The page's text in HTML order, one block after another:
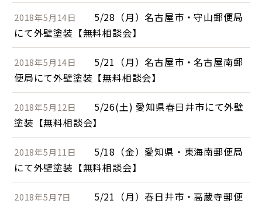
2018年5月14日
5/28（月）名古屋市・守山郵便局
にて外壁塗装【無料相談会】
2018年5月14日
5/21（月）名古屋市・名古屋南郵
便局にて外壁塗装【無料相談会】
2018年5月12日
5/26(土) 愛知県春日井市にて外壁
塗装【無料相談会】
2018年5月11日
5/18（金）愛知県・東海南郵便局
にて外壁塗装【無料相談会】
2018年5月7日
5/21（月）春日井市・高蔵寺郵便